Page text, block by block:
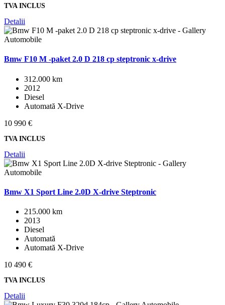
TVA INCLUS
Detalii
Bmw F10 M -paket 2.0 D 218 cp steptronic x-drive
312.000 km
2012
Diesel
Automată X-Drive
10 990 €
TVA INCLUS
Detalii
Bmw X1 Sport Line 2.0D X-drive Steptronic
215.000 km
2013
Diesel
Automată
Automată X-Drive
10 490 €
TVA INCLUS
Detalii